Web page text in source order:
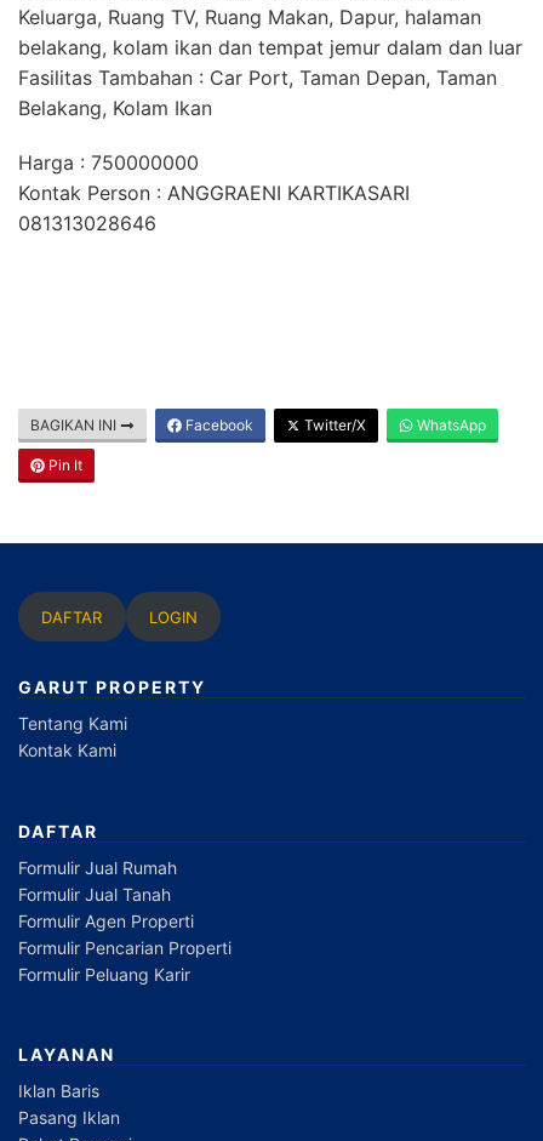
Keluarga, Ruang TV, Ruang Makan, Dapur, halaman
belakang, kolam ikan dan tempat jemur dalam dan luar
Fasilitas Tambahan : Car Port, Taman Depan, Taman
Belakang, Kolam Ikan
Harga : 750000000
Kontak Person : ANGGRAENI KARTIKASARI
081313028646
BAGIKAN INI Facebook Twitter/X WhatsApp
Pin It
DAFTAR LOGIN
GARUT PROPERTY
Tentang Kami
Kontak Kami
DAFTAR
Formulir Jual Rumah
Formulir Jual Tanah
Formulir Agen Properti
Formulir Pencarian Properti
Formulir Peluang Karir
LAYANAN
Iklan Baris
Pasang Iklan